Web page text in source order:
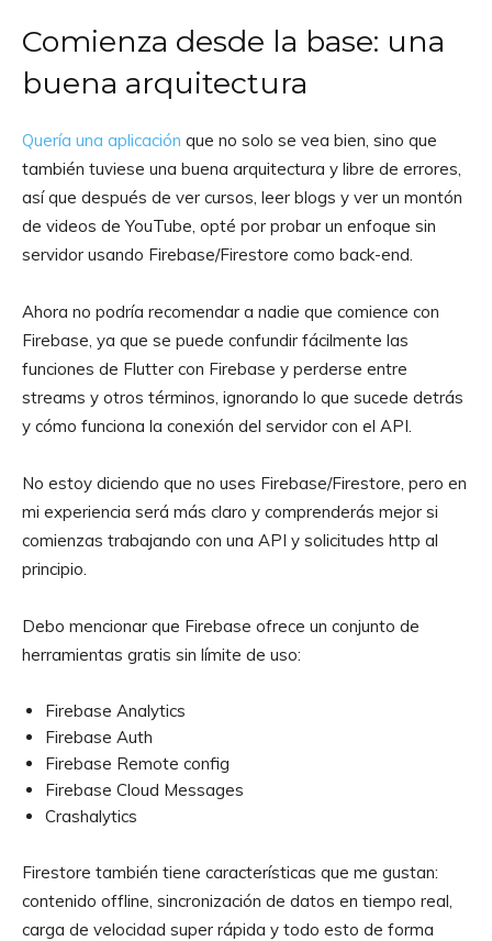
Comienza desde la base: una
buena arquitectura
Quería una aplicación que no solo se vea bien, sino que
también tuviese una buena arquitectura y libre de errores,
así que después de ver cursos, leer blogs y ver un montón
de videos de YouTube, opté por probar un enfoque sin
servidor usando Firebase/Firestore como back-end.
Ahora no podría recomendar a nadie que comience con
Firebase, ya que se puede confundir fácilmente las
funciones de Flutter con Firebase y perderse entre
streams y otros términos, ignorando lo que sucede detrás
y cómo funciona la conexión del servidor con el API.
No estoy diciendo que no uses Firebase/Firestore, pero en
mi experiencia será más claro y comprenderás mejor si
comienzas trabajando con una API y solicitudes http al
principio.
Debo mencionar que Firebase ofrece un conjunto de
herramientas gratis sin límite de uso:
Firebase Analytics
Firebase Auth
Firebase Remote config
Firebase Cloud Messages
Crashalytics
Firestore también tiene características que me gustan:
contenido offline, sincronización de datos en tiempo real,
carga de velocidad super rápida y todo esto de forma